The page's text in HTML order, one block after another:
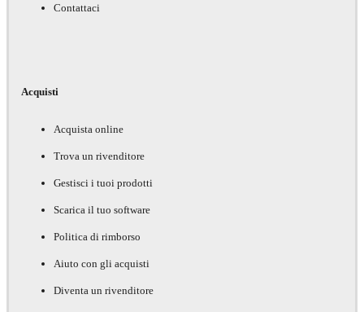
Contattaci
Acquisti
Acquista online
Trova un rivenditore
Gestisci i tuoi prodotti
Scarica il tuo software
Politica di rimborso
Aiuto con gli acquisti
Diventa un rivenditore